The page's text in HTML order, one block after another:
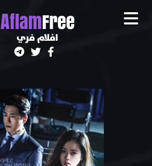
AflamFree
افلام فري